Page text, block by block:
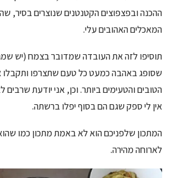
ההכנה ובפצפוצים הקטנטנים שנוצרים בסיר,
המאכלים האהובים עלי.
תוסיפו לזה את העובדה שמדובר בצמח (יש
שסופג באהבה כמעט כל טעם שתצרפו ותקבלו
הטובים והטעימים ביותר. וכן, אני יודעת
אין לי ספק שגם הם בסוף יפלו ברשתה.
המתכון שלפניכם הוא לא באמת מתכון כמו
לארוחה מהירה.